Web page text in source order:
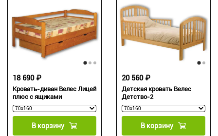
Кровать-диван Велес Лицей
плюс с ящиками
18 690 ₽
В корзину
Детская кровать Велес
Детство-2
20 560 ₽
В корзину